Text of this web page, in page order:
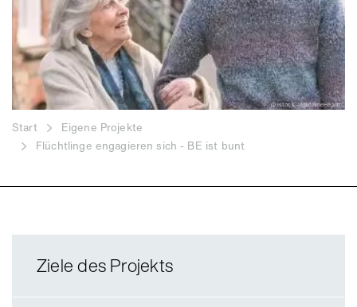
© istock - MachineHeadz
Start
Eigene Projekte
Flüchtlinge engagieren sich - BE ist bunt
Ziele des Projekts